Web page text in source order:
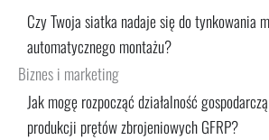
Czy Twoja siatka nadaje się do tynkowania
automatycznego montażu?
Biznes i marketing
Jak mogę rozpocząć działalność
produkcji prętów zbrojeniowych GFRP?